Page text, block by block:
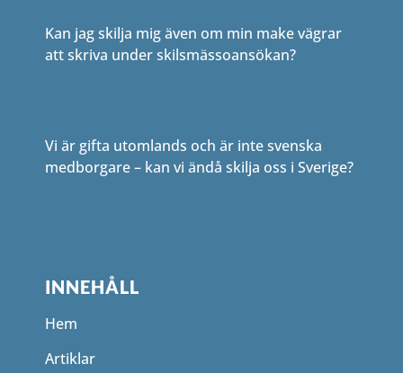
Kan jag skilja mig även om min make vägrar
att skriva under skilsmässoansökan?
Vi är gifta utomlands och är inte svenska
medborgare – kan vi ändå skilja oss i Sverige?
INNEHÅLL
Hem
Artiklar